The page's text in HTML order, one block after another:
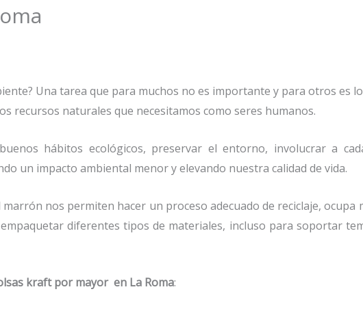
Una tarea que para muchos no es importante y para otros es
recursos naturales que necesitamos como seres humanos.
hábitos ecológicos, preservar el entorno, involucrar a
un impacto ambiental menor y elevando nuestra calidad de vida.
marrón nos permiten hacer un proceso adecuado de reciclaje, ocupa
diferentes tipos de materiales, incluso para soportar
kraft por mayor en La Roma: